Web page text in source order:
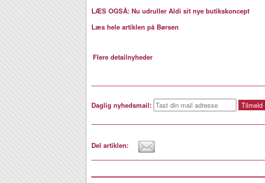
LÆS OGSÅ: Nu udruller Aldi sit nye butikskoncept
Læs hele artiklen på Børsen
Flere detailnyheder
Daglig nyhedsmail:
Del artiklen: